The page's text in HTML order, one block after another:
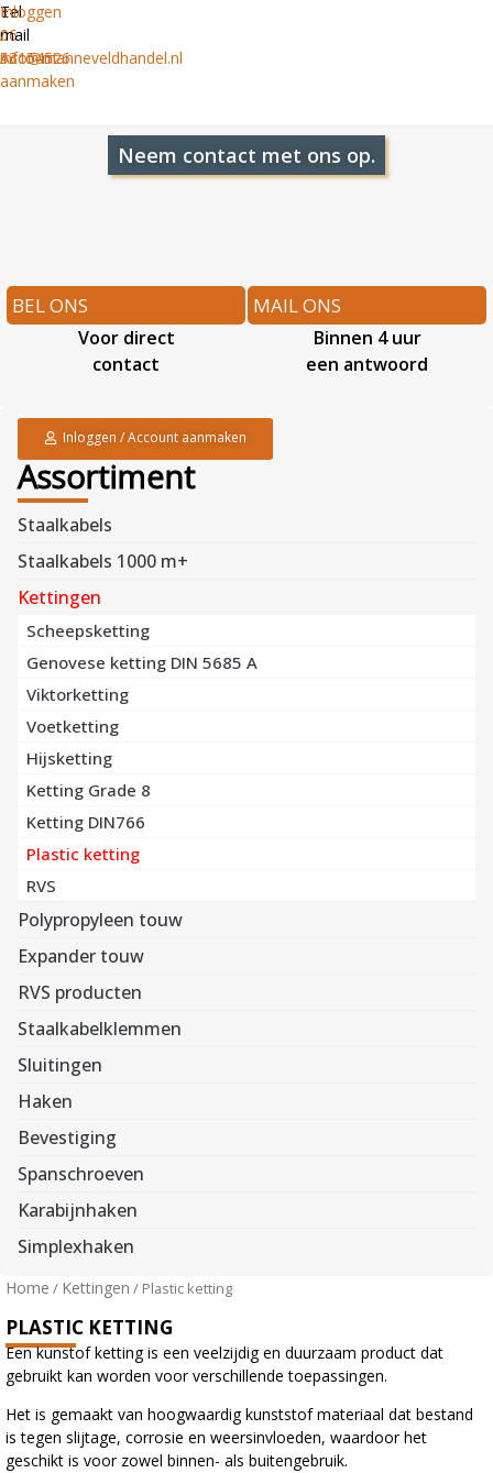
Tel
06
53154526
E-
mail
info@manneveldhandel.nl
Inloggen
/
Account
aanmaken
Neem contact met ons op.
BEL ONS
Voor direct
contact
MAIL ONS
Binnen 4 uur
een antwoord
Inloggen / Account aanmaken
Assortiment
Staalkabels
Staalkabels 1000 m+
Kettingen
Scheepsketting
Genovese ketting DIN 5685 A
Viktorketting
Voetketting
Hijsketting
Ketting Grade 8
Ketting DIN766
Plastic ketting
RVS
Polypropyleen touw
Expander touw
RVS producten
Staalkabelklemmen
Sluitingen
Haken
Bevestiging
Spanschroeven
Karabijnhaken
Simplexhaken
Home / Kettingen / Plastic ketting
PLASTIC KETTING
Een kunstof ketting is een veelzijdig en duurzaam product dat
gebruikt kan worden voor verschillende toepassingen.
Het is gemaakt van hoogwaardig kunststof materiaal dat bestand
is tegen slijtage, corrosie en weersinvloeden, waardoor het
geschikt is voor zowel binnen- als buitengebruik.